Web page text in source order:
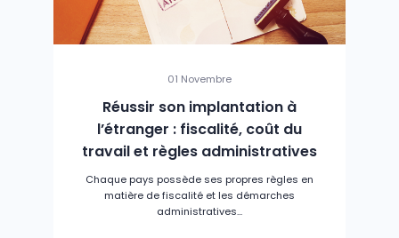
01 Novembre
Réussir son implantation à
l’étranger : fiscalité, coût du
travail et règles administratives
Chaque pays possède ses propres règles en
matière de fiscalité et les démarches
administratives...